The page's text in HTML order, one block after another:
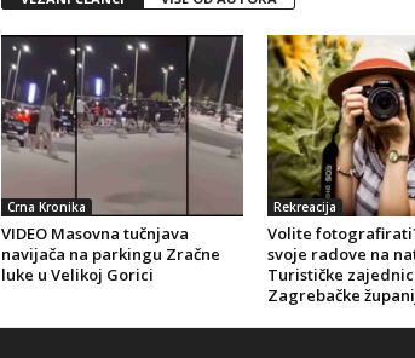
Crna Kronika
VIDEO Masovna tučnjava
navijača na parkingu Zračne
luke u Velikoj Gorici
Rekreacija
Volite
svoje radove na
Turističke
Zagrebačke